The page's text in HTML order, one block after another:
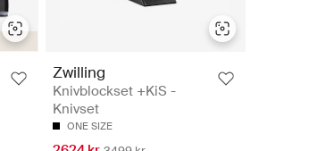
Zwilling
Knivblockset +KiS -
Knivset
ONE SIZE